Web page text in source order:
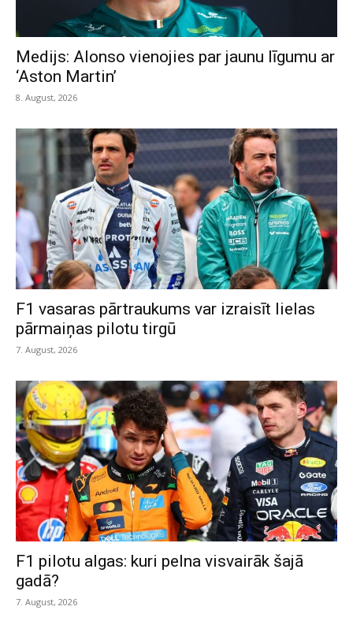
Medijs: Alonso vienojies par jaunu līgumu ar
‘Aston Martin’
8. August, 2026
F1 vasaras pārtraukums var izraisīt lielas
pārmaiņas pilotu tirgū
7. August, 2026
F1 pilotu algas: kuri pelna visvairāk šajā
gadā?
7. August, 2026